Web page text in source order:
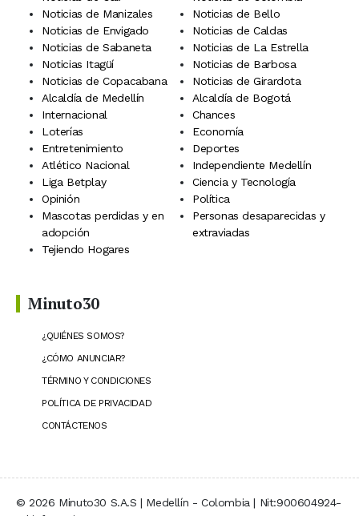
Noticias de Manizales
Noticias de Bello
Noticias de Envigado
Noticias de Caldas
Noticias de Sabaneta
Noticias de La Estrella
Noticias Itagüí
Noticias de Barbosa
Noticias de Copacabana
Noticias de Girardota
Alcaldía de Medellín
Alcaldía de Bogotá
Internacional
Chances
Loterías
Economía
Entretenimiento
Deportes
Atlético Nacional
Independiente Medellín
Liga Betplay
Ciencia y Tecnología
Opinión
Política
Mascotas perdidas y en
adopción
Personas desaparecidas y
extraviadas
Tejiendo Hogares
Minuto30
¿QUIÉNES SOMOS?
¿CÓMO ANUNCIAR?
TÉRMINO Y CONDICIONES
POLÍTICA DE PRIVACIDAD
CONTÁCTENOS
© 2026 Minuto30 S.A.S | Medellín - Colombia | Nit:900604924-